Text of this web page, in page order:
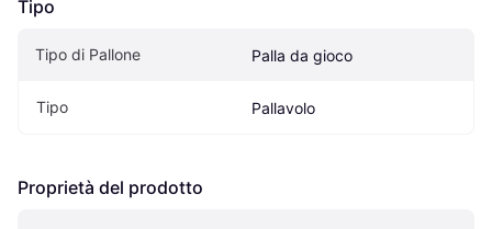
Tipo
Tipo di Pallone Palla da gioco
Tipo Pallavolo
Proprietà del prodotto